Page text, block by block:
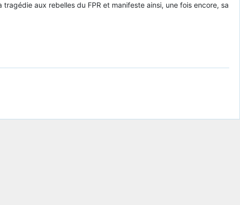
aux rebelles du FPR et manifeste ainsi, une fois encore, sa